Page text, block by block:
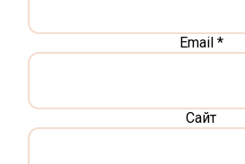
Email *
Сайт